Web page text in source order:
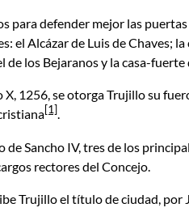
para defender mejor las
el Alcázar de Luis de Chaves;
de los Bejaranos y la casa-fuerte
1256, se otorga Trujillo su
[1].
de Sancho IV, tres de los
rectores del Concejo.
Trujillo el título de ciudad, por